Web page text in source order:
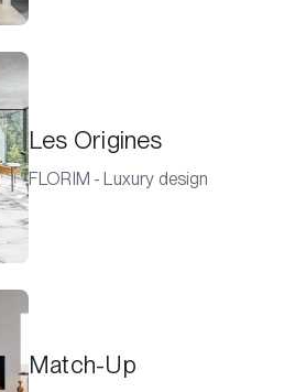
Les Origines
FLORIM - Luxury design
Match-Up